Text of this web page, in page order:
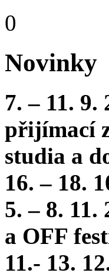
0
Novinky
7. – 11.
přijímací
studia a
16. – 18.
5. – 8.
a OFF
11.- 13.